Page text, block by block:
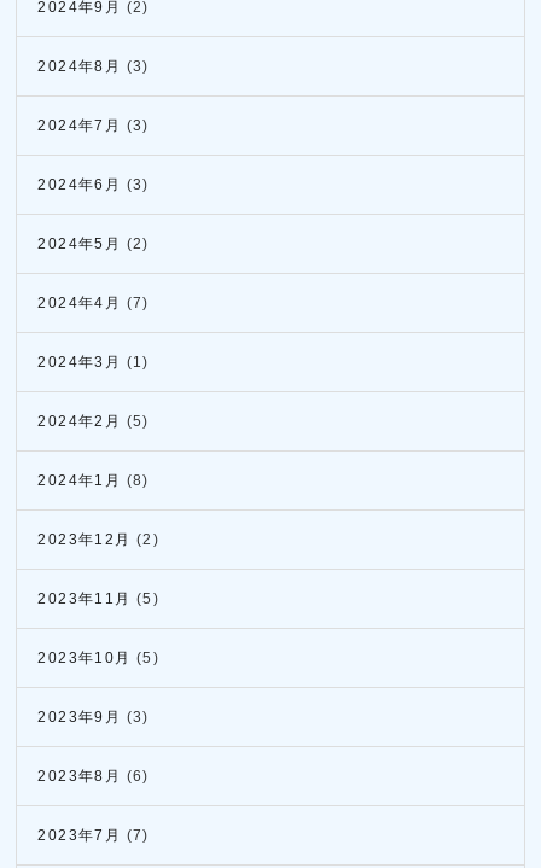
2024年9月 (2)
2024年8月 (3)
2024年7月 (3)
2024年6月 (3)
2024年5月 (2)
2024年4月 (7)
2024年3月 (1)
2024年2月 (5)
2024年1月 (8)
2023年12月 (2)
2023年11月 (5)
2023年10月 (5)
2023年9月 (3)
2023年8月 (6)
2023年7月 (7)